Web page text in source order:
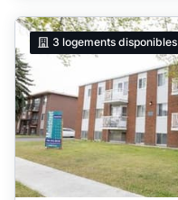
3 logements disponibles